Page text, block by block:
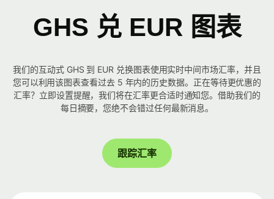
GHS 兑 EUR 图表
我们的互动式 GHS 到 EUR 兑换图表使用实时中间市场汇率，并且
您可以利用该图表查看过去 5 年内的历史数据。正在等待更优惠的
汇率？立即设置提醒，我们将在汇率更合适时通知您。借助我们的
每日摘要，您绝不会错过任何最新消息。
跟踪汇率